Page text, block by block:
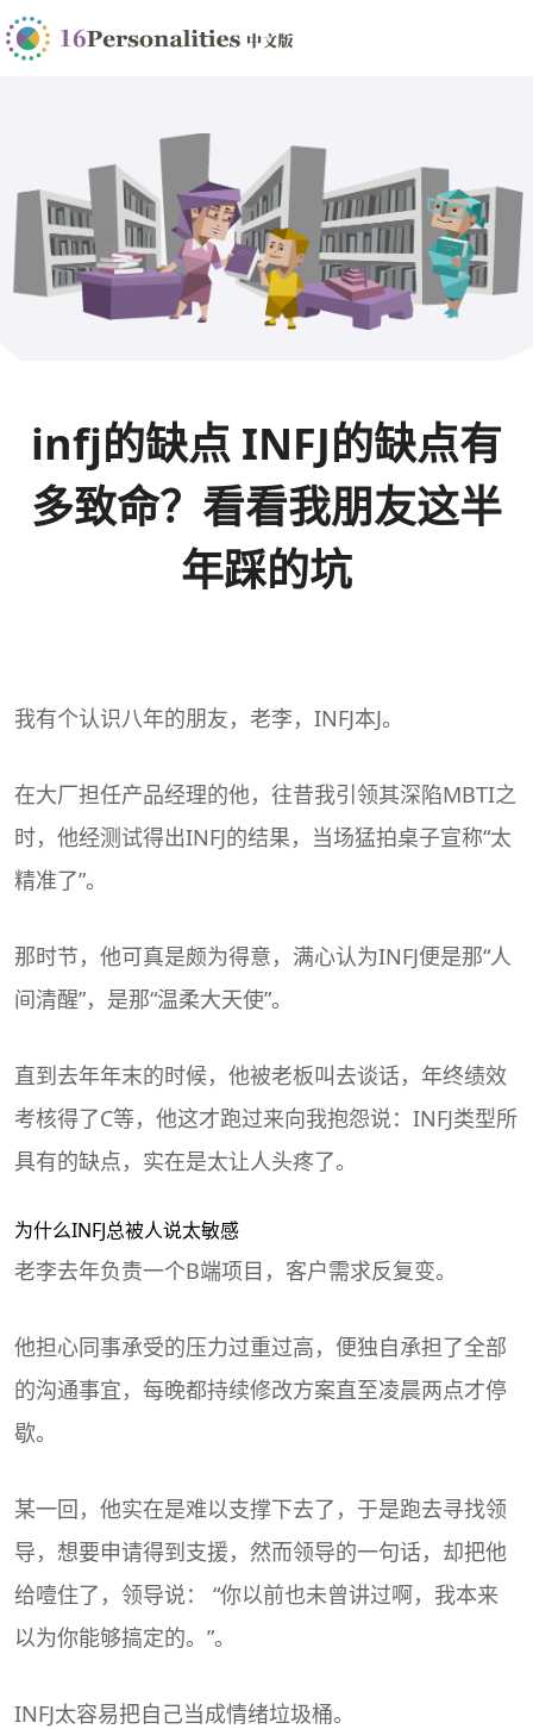
infj的缺点 INFJ的缺点有
多致命？看看我朋友这半
年踩的坑
我有个认识八年的朋友，老李， INFJ本J。
在大厂担任产品经理的他，往昔我引领其深陷MBTI之
时，他经测试得出INFJ的结果，当场猛拍桌子宣称“太
精准了”。
那时节，他可真是颇为得意，满心认为INFJ便是那“人
间清醒”，是那“温柔大天使”。
直到去年年末的时候，他被老板叫去谈话，年终绩效
考核得了C等，他这才跑过来向我抱怨说：INFJ类型所
具有的缺点，实在是太让人头疼了。
为什么INFJ总被人说太敏感
老李去年负责一个B端项目，客户需求反复变。
他担心同事承受的压力过重过高，便独自承担了全部
的沟通事宜，每晚都持续修改方案直至凌晨两点才停
歇。
某一回，他实在是难以支撑下去了，于是跑去寻找领
导，想要申请得到支援，然而领导的一句话，却把他
给噎住了，领导说： “你以前也未曾讲过啊，我本来
以为你能够搞定的。”。
INFJ太容易把自己当成情绪垃圾桶。